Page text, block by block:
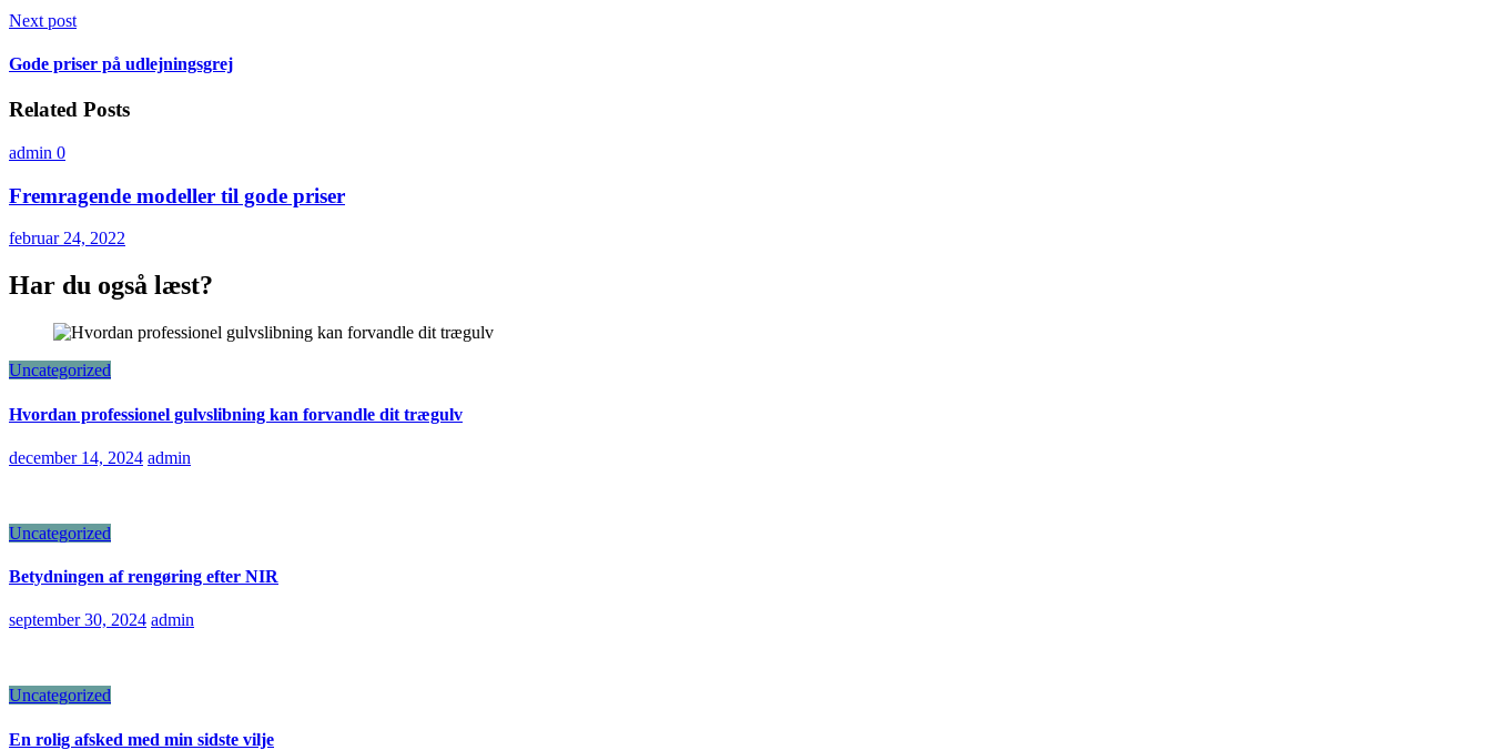
Next post
Gode priser på udlejningsgrej
Related Posts
admin 0
Fremragende modeller til gode priser
februar 24, 2022
Har du også læst?
Uncategorized
Hvordan professionel gulvslibning kan forvandle dit trægulv
december 14, 2024 admin
Uncategorized
Betydningen af rengøring efter NIR
september 30, 2024 admin
Uncategorized
En rolig afsked med min sidste vilje